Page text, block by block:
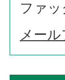
ファ
メー